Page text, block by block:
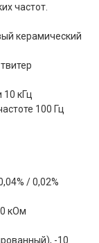
частот.
керамический
10 кГц
100 Гц
/ 0,02%
кОм
-10